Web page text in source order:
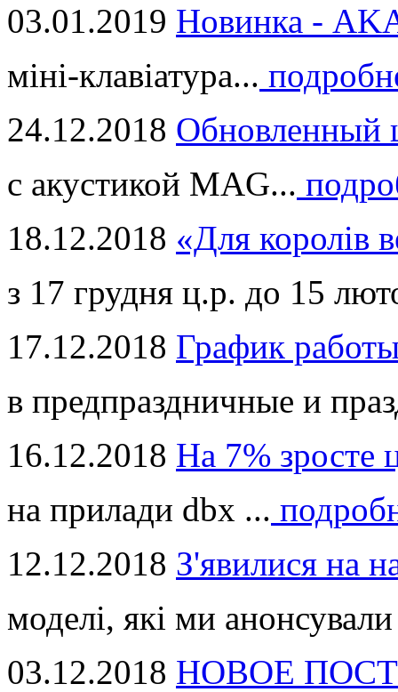
03.01.2019 Новинка -
міні-клавіатура...
24.12.2018 Обновленный
с акустикой MAG...
18.12.2018 «Для королів
з 17 грудня ц.р. до 15
17.12.2018 График
в предпраздничные и
16.12.2018 На 7% зросте
на прилади dbx ...
12.12.2018 З'явилися на
моделі, які ми
03.12.2018 НОВОЕ